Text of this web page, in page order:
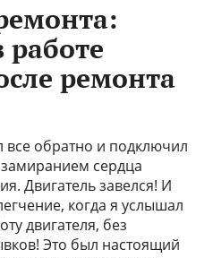
ремонта
все обратно и подключил
сердца
Двигатель завелся! И
когда я услышал
двигателя, без
Это был настоящий